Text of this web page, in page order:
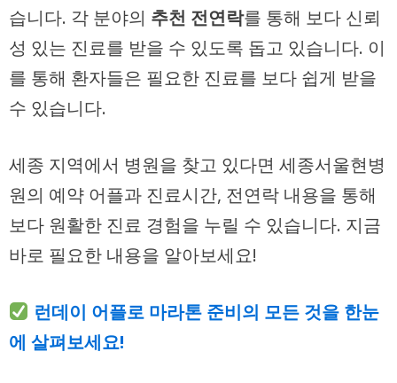
습니다. 각 분야의 추천 전연락를 통해 보다 신뢰
성 있는 진료를 받을 수 있도록 돕고 있습니다. 이
를 통해 환자들은 필요한 진료를 보다 쉽게 받을
수 있습니다.
세종 지역에서 병원을 찾고 있다면 세종서울현병
원의 예약 어플과 진료시간, 전연락 내용을 통해
보다 원활한 진료 경험을 누릴 수 있습니다. 지금
바로 필요한 내용을 알아보세요!
런데이 어플로 마라톤 준비의 모든 것을 한눈
에 살펴보세요!